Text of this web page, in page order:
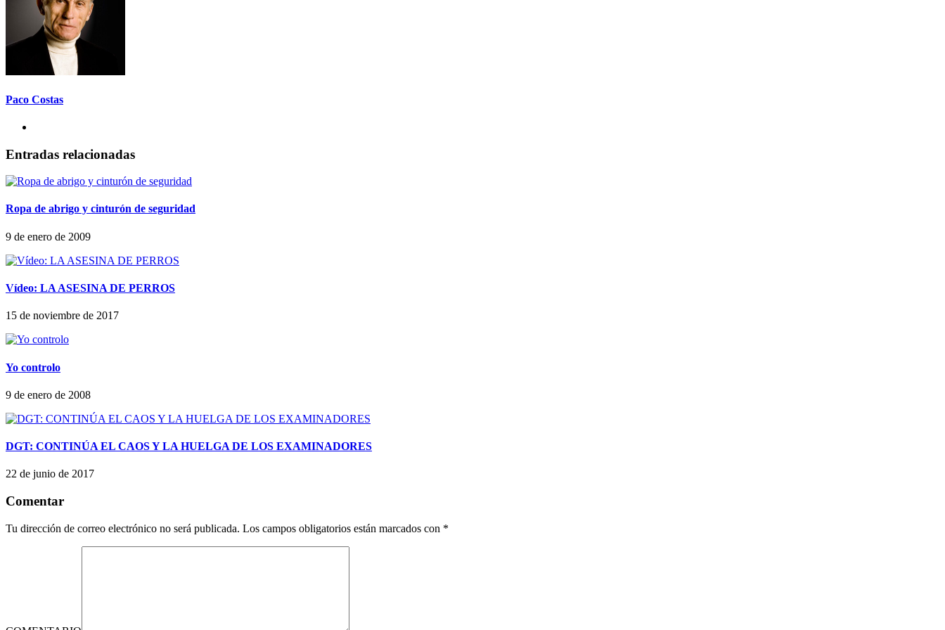
Paco Costas
Entradas relacionadas
Ropa de abrigo y cinturón de seguridad
9 de enero de 2009
Vídeo: LA ASESINA DE PERROS
15 de noviembre de 2017
Yo controlo
9 de enero de 2008
DGT: CONTINÚA EL CAOS Y LA HUELGA DE LOS EXAMINADORES
22 de junio de 2017
Comentar
Tu dirección de correo electrónico no será publicada. Los campos obligatorios están marcados con *